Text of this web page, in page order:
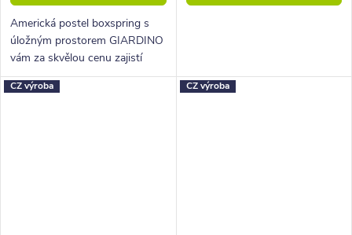
Americká postel boxspring s
úložným prostorem GIARDINO
vám za skvělou cenu zajistí
vysoké, pohodlné spaní a velký
úložný prostor.
CZ výroba CZ výroba